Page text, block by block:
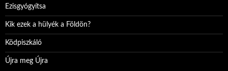
Ezisgyógyítsa
Kik ezek a hülyék a Földön?
Ködpiszkáló
Újra meg Újra